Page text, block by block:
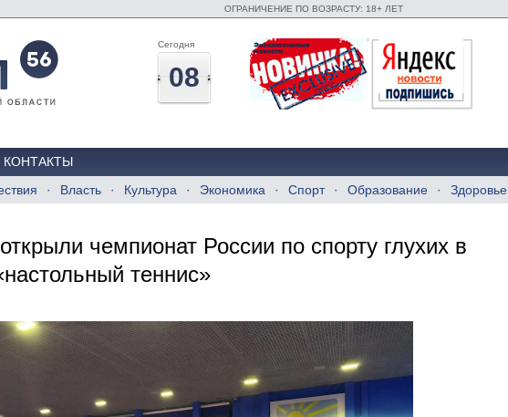
ОГРАНИЧЕНИЕ ПО ВОЗРАСТУ: 18+ ЛЕТ
Сегодня
08
КОНТАКТЫ
Власть Культура Экономика Спорт Образование Здоровье
чемпионат России по спорту глухих в
теннис»